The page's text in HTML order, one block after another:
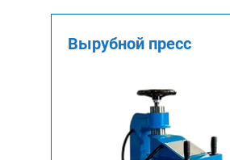
Вырубной пресс